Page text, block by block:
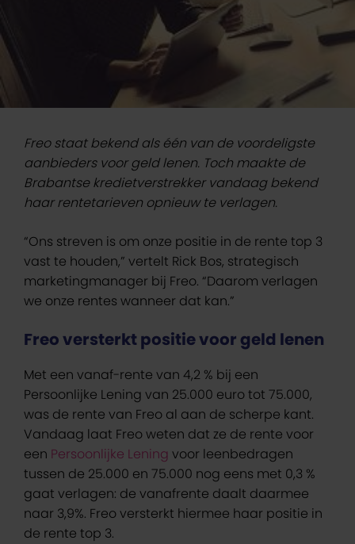
Freo staat bekend als één van de voordeligste
aanbieders voor geld lenen. Toch maakte de
Brabantse kredietverstrekker vandaag bekend
haar rentetarieven opnieuw te verlagen.
“Ons streven is om onze positie in de rente top 3
vast te houden,” vertelt Rick Bos, strategisch
marketingmanager bij Freo. “Daarom verlagen
we onze rentes wanneer dat kan.”
Freo versterkt positie voor geld lenen
Met een vanaf-rente van 4,2 % bij een
Persoonlijke Lening van 25.000 euro tot 75.000,
was de rente van Freo al aan de scherpe kant.
Vandaag laat Freo weten dat ze de rente voor
een Persoonlijke Lening voor leenbedragen
tussen de 25.000 en 75.000 nog eens met 0,3 %
gaat verlagen: de vanafrente daalt daarmee
naar 3,9%. Freo versterkt hiermee haar positie in
de rente top 3.